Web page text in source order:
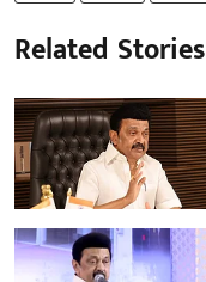
Related Stories